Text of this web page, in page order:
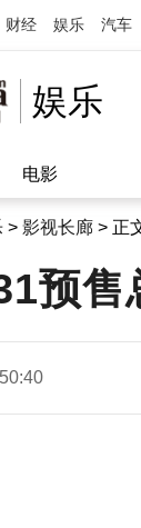
财经 娱乐 汽车
娱乐
电影
> 影视长廊 > 正
预售